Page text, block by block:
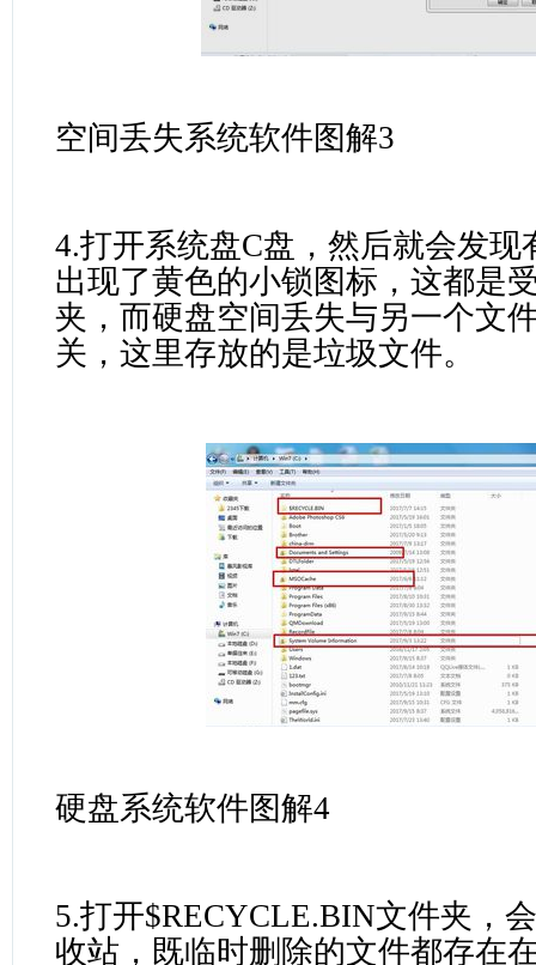
空间丢失系统软件图解3
4.打开系统盘C盘，然后就会发现
出现了黄色的小锁图标，这都是
夹，而硬盘空间丢失与另一个文
关，这里存放的是垃圾文件。
硬盘系统软件图解4
5.打开$RECYCLE.BIN文件夹，
收站，既临时删除的文件都存在